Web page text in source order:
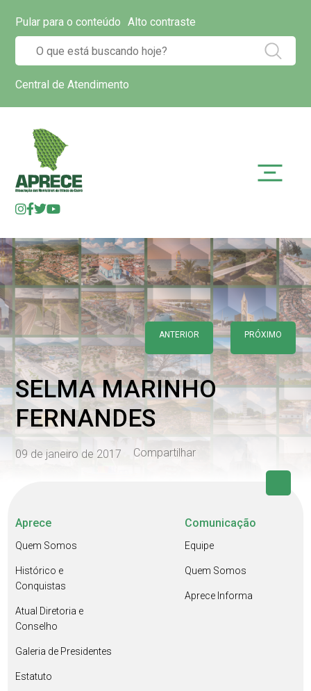
Pular para o conteúdo Alto contraste
Central de Atendimento
ANTERIOR PRÓXIMO
SELMA MARINHO
FERNANDES
09 de janeiro de 2017 Compartilhar
Aprece
Quem Somos
Histórico e
Conquistas
Atual Diretoria e
Conselho
Galeria de Presidentes
Estatuto
Comunicação
Equipe
Quem Somos
Aprece Informa